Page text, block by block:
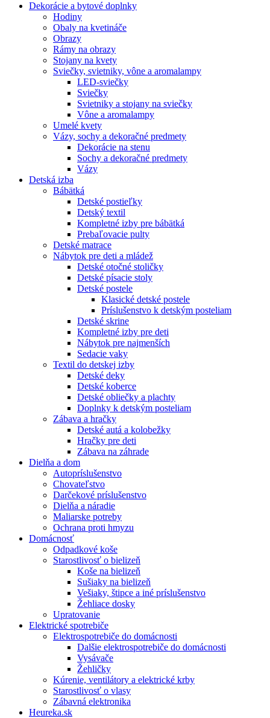
Dekorácie a bytové doplnky
Hodiny
Obaly na kvetináče
Obrazy
Rámy na obrazy
Stojany na kvety
Sviečky, svietniky, vône a aromalampy
LED-sviečky
Sviečky
Svietniky a stojany na sviečky
Vône a aromalampy
Umelé kvety
Vázy, sochy a dekoračné predmety
Dekorácie na stenu
Sochy a dekoračné predmety
Vázy
Detská izba
Bábätká
Detské postieľky
Detský textil
Kompletné izby pre bábätká
Prebaľovacie pulty
Detské matrace
Nábytok pre deti a mládež
Detské otočné stoličky
Detské písacie stoly
Detské postele
Klasické detské postele
Príslušenstvo k detským posteliam
Detské skrine
Kompletné izby pre deti
Nábytok pre najmenších
Sedacie vaky
Textil do detskej izby
Detské deky
Detské koberce
Detské obliečky a plachty
Doplnky k detským posteliam
Zábava a hračky
Detské autá a kolobežky
Hračky pre deti
Zábava na záhrade
Dielňa a dom
Autopríslušenstvo
Chovateľstvo
Darčekové príslušenstvo
Dielňa a náradie
Maliarske potreby
Ochrana proti hmyzu
Domácnosť
Odpadkové koše
Starostlivosť o bielizeň
Koše na bielizeň
Sušiaky na bielizeň
Vešiaky, štipce a iné príslušenstvo
Žehliace dosky
Upratovanie
Elektrické spotrebiče
Elektrospotrebiče do domácnosti
Dalšie elektrospotrebiče do domácnosti
Vysávače
Žehličky
Kúrenie, ventilátory a elektrické krby
Starostlivosť o vlasy
Zábavná elektronika
Heureka.sk